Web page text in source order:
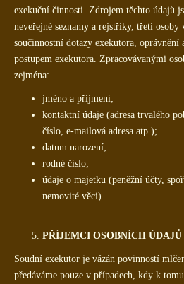
exekuční činnosti. Zdrojem těchto údajů
neveřejné seznamy a rejstříky, třetí osoby
součinnostní dotazy exekutora, oprávnění
postupem exekutora. Zpracovávanými
zejména:
jméno a příjmení;
kontaktní údaje (adresa trvalého
číslo, e-mailová adresa atp.);
datum narození;
rodné číslo;
údaje o majetku (peněžní účty,
nemovité věci).
PŘÍJEMCI OSOBNÍCH ÚDAJŮ
Soudní exekutor je vázán povinností
předáváme pouze v případech, kdy k